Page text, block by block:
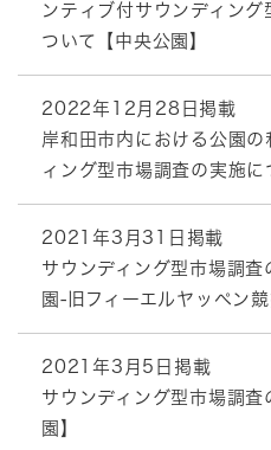
ンティブ付サウンディン
ついて【中央公園】
2022年12月28日掲載
岸和田市内における公園
ィング型市場調査の実施に
2021年3月31日掲載
サウンディング型市場調
園-旧フィーエルヤッペン競
2021年3月5日掲載
サウンディング型市場調
園】